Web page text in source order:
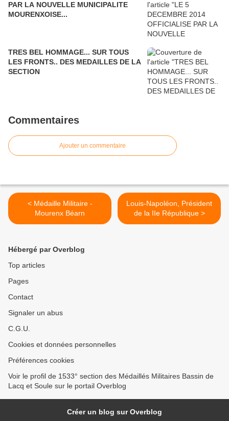
PAR LA NOUVELLE MUNICIPALITE
MOURENXOISE...
TRES BEL HOMMAGE... SUR TOUS
LES FRONTS.. DES MEDAILLES DE LA
SECTION
Commentaires
Ajouter un commentaire
< Médaille Militaire -
Mourenx Béarn
Louis-Napoléon, Président
de la IIe République >
Hébergé par Overblog
Top articles
Pages
Contact
Signaler un abus
C.G.U.
Cookies et données personnelles
Préférences cookies
Voir le profil de 1533° section des Médaillés Militaires Bassin de
Lacq et Soule sur le portail Overblog
Créer un blog sur Overblog